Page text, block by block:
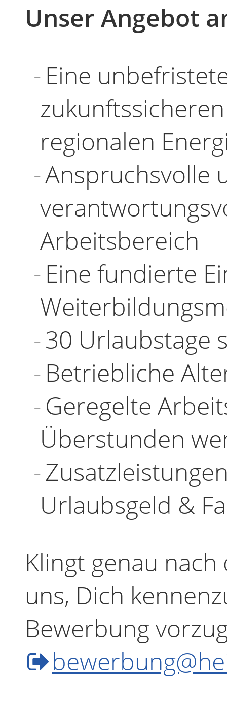
Unser Angebot
Eine
regionalen
Anspruchsvolle
Arbeitsbereich
Eine fundierte
30 Urlaubstage
Betriebliche
Geregelte
Überstunden
Urlaubsgeld &
Klingt genau
uns, Dich
Bewerbung